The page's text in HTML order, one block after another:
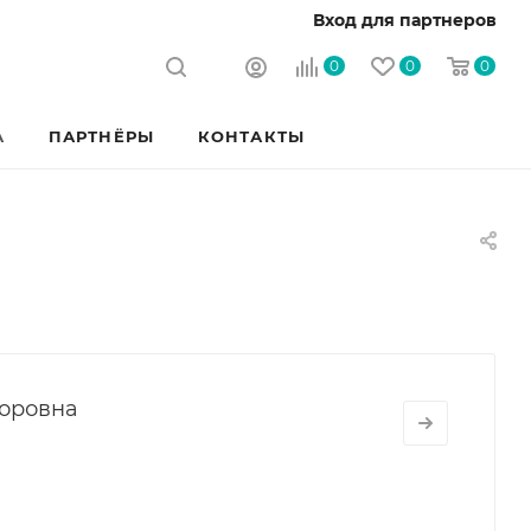
0 0 0
Вход для партнеров
ПАРТНЁРЫ КОНТАКТЫ